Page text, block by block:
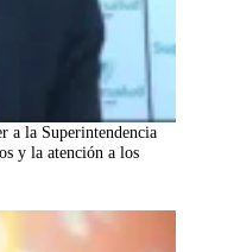
a la Superintendencia
y la atención a los